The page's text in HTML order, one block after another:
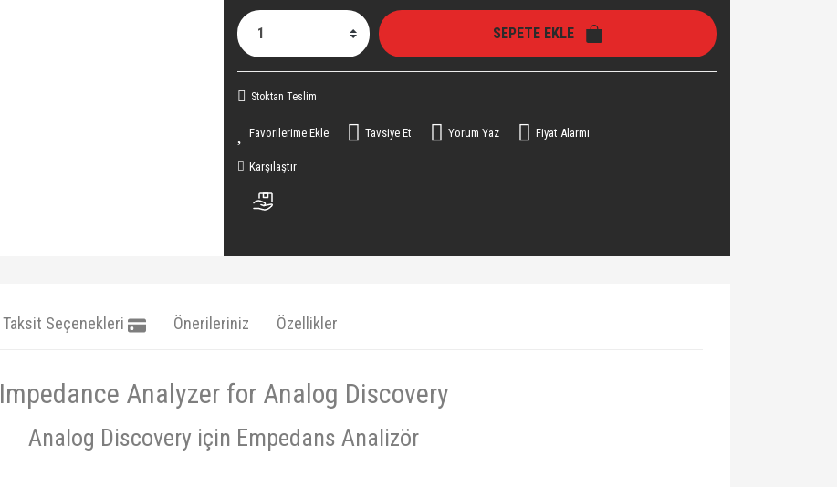
SEPETE EKLE
Stoktan Teslim
Tavsiye Et Yorum Yaz Fiyat Alarmı
Karşılaştır
Taksit Seçenekleri Önerileriniz Özellikler
Impedance Analyzer for Analog Discovery
Analog Discovery için Empedans Analizör